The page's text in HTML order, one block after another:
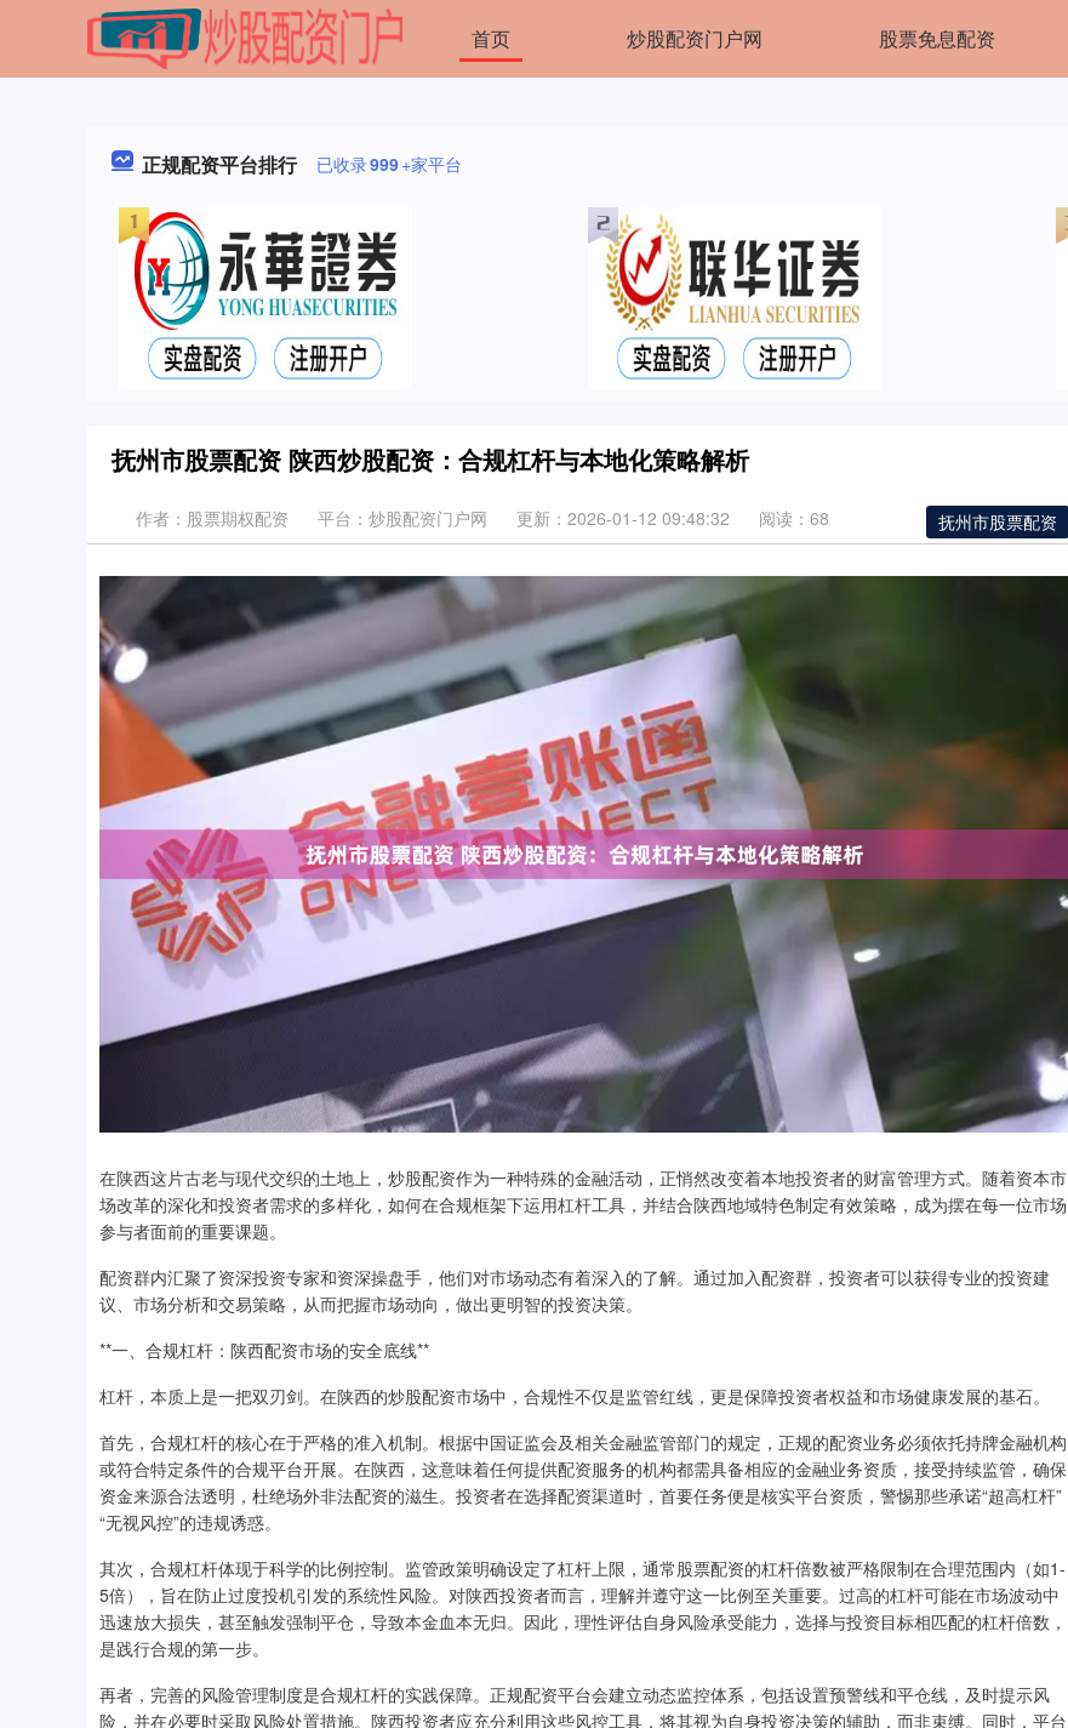
首页 炒股配资门户网 股票免息配资
正规配资平台排行 已收录999+家平台
抚州市股票配资 陕西炒股配资：合规杠杆与本地化策略解析
抚州市股票配资
作者：股票期权配资 平台：炒股配资门户网 更新：2026-01-12 09:48:32 阅读：68
在陕西这片古老与现代交织的土地上，炒股配资作为一种特殊的金融活动，正悄然改变着本地投资者的财富管理方式。随着资本市
场改革的深化和投资者需求的多样化，如何在合规框架下运用杠杆工具，并结合陕西地域特色制定有效策略，成为摆在每一位市场
参与者面前的重要课题。
配资群内汇聚了资深投资专家和资深操盘手，他们对市场动态有着深入的了解。通过加入配资群，投资者可以获得专业的投资建
议、市场分析和交易策略，从而把握市场动向，做出更明智的投资决策。
**一、合规杠杆：陕西配资市场的安全底线**
杠杆，本质上是一把双刃剑。在陕西的炒股配资市场中，合规性不仅是监管红线，更是保障投资者权益和市场健康发展的基石。
首先，合规杠杆的核心在于严格的准入机制。根据中国证监会及相关金融监管部门的规定，正规的配资业务必须依托持牌金融机构
或符合特定条件的合规平台开展。在陕西，这意味着任何提供配资服务的机构都需具备相应的金融业务资质，接受持续监管，确保
资金来源合法透明，杜绝场外非法配资的滋生。投资者在选择配资渠道时，首要任务便是核实平台资质，警惕那些承诺“超高杠杆”
“无视风控”的违规诱惑。
其次，合规杠杆体现于科学的比例控制。监管政策明确设定了杠杆上限，通常股票配资的杠杆倍数被严格限制在合理范围内（如1-
5倍），旨在防止过度投机引发的系统性风险。对陕西投资者而言，理解并遵守这一比例至关重要。过高的杠杆可能在市场波动中
迅速放大损失，甚至触发强制平仓，导致本金血本无归。因此，理性评估自身风险承受能力，选择与投资目标相匹配的杠杆倍数，
是践行合规的第一步。
再者，完善的风险管理制度是合规杠杆的实践保障。正规配资平台会建立动态监控体系，包括设置预警线和平仓线，及时提示风
险，并在必要时采取风险处置措施。陕西投资者应充分利用这些风控工具，将其视为自身投资决策的辅助，而非束缚。同时，平台